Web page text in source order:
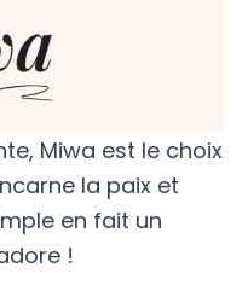
Miwa est le choix
la paix et
en fait un
!